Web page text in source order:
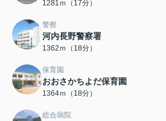
1281ｍ（17分）
警察
河内長野警察署
1362ｍ（18分）
保育園
おおさかちよだ保育園
1364ｍ（18分）
総合病院